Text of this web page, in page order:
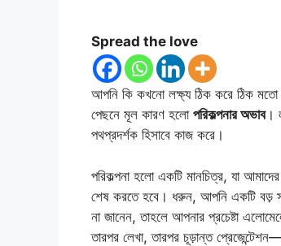
Spread the love
আপনি কি কখনো লক্ষ্য ঠিক করে ঠিক
পেছনে মূল কারণ হলো পরিকল্পনার অভাব।
পথপ্রদর্শক হিসাবে কাজ করে।
পরিকল্পনা হলো একটি মানচিত্র, যা
শেষ করতে হবে। ধরুন, আপনি একটি বড়
না জানেন, তাহলে আপনার প্রচেষ্টা
তারপর লেখা, তারপর চূড়ান্ত